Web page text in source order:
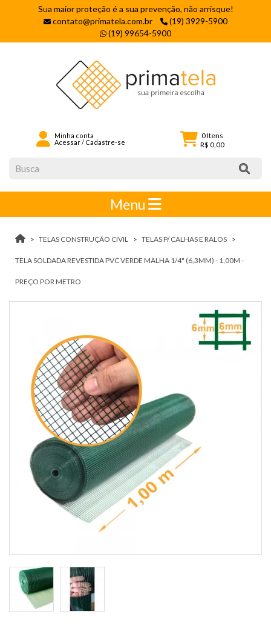
Sua maior proteção é a sua prevenção, não arrisque!
contato@primatela.com.br
(19) 3929-5900
(19) 99654-5900
Minha conta
Acessar/ Cadastre-se
0Itens
R$ 0,00
Menu
TELAS CONSTRUÇÃO CIVIL TELAS P/ CALHAS E RALOS
TELA SOLDADA REVESTIDA PVC VERDE MALHA 1/4" (6,3MM) - 1,00M -
PREÇO POR METRO